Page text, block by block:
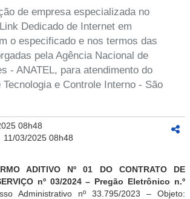
de empresa especializada no
Dedicado de Internet em
o especificado e nos termos das
pela Agência Nacional de
- ANATEL, para atendimento do
e Controle Interno - São
08h48
11/03/2025 08h48
ADITIVO Nº 01 DO CONTRATO DE
nº 03/2024 – Pregão Eletrônico n.º
Administrativo nº 33.795/2023 – Objeto: